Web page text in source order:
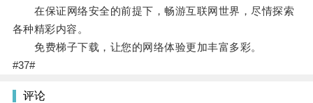
在保证网络安全的前提下，畅游互联网世界，尽情探索
各种精彩内容。
免费梯子下载，让您的网络体验更加丰富多彩。
#37#
评论